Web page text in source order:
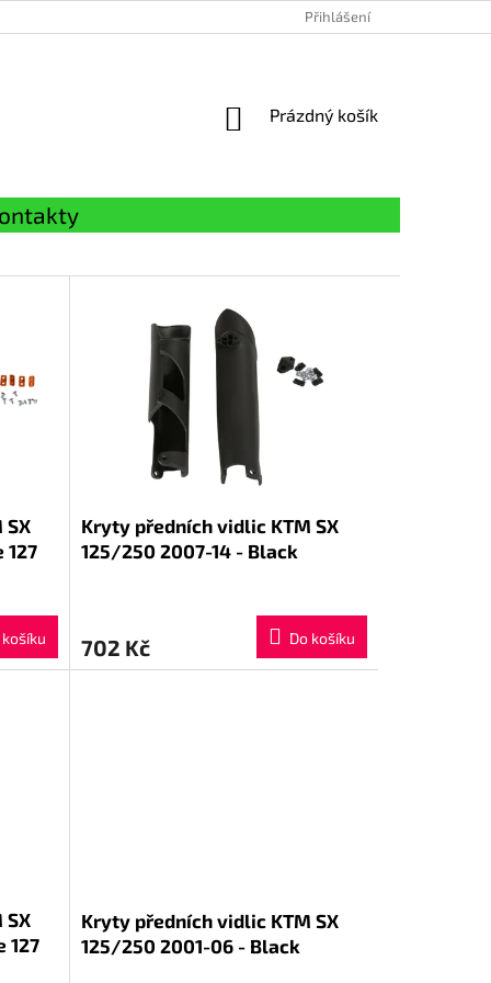
Přihlášení
NÁKUPNÍ
Prázdný košík
SX
127
košíku
Kryty předních vidlic KTM SX
125/250 2007-14 - Black
702 Kč Do košíku
SX
127
Kryty předních vidlic KTM SX
125/250 2001-06 - Black